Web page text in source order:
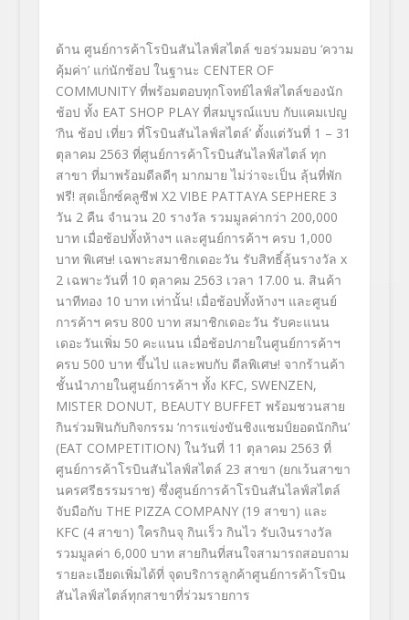
ด้าน ศูนย์การค้าโรบินสันไลฟ์สไตล์ ขอร่วมมอบ ‘ความ
คุ้มค่า’ แก่นักช้อป ในฐานะ CENTER OF
COMMUNITY ที่พร้อมตอบทุกโจทย์ไลฟ์สไตล์ของนัก
ช้อป ทั้ง EAT SHOP PLAY ที่สมบูรณ์แบบ กับแคมเปญ
‘กิน ช้อป เที่ยว ที่โรบินสันไลฟ์สไตล์’ ตั้งแต่วันที่ 1 – 31
ตุลาคม 2563 ที่ศูนย์การค้าโรบินสันไลฟ์สไตล์ ทุก
สาขา ที่มาพร้อมดีลดีๆ มากมาย ไม่ว่าจะเป็น ลุ้นที่พัก
ฟรี! สุดเอ็กซ์คลูซีฟ X2 VIBE PATTAYA SEPHERE 3
วัน 2 คืน จำนวน 20 รางวัล รวมมูลค่ากว่า 200,000
บาท เมื่อช้อปทั้งห้างฯ และศูนย์การค้าฯ ครบ 1,000
บาท พิเศษ! เฉพาะสมาชิกเดอะวัน รับสิทธิ์ลุ้นรางวัล x
2 เฉพาะวันที่ 10 ตุลาคม 2563 เวลา 17.00 น. สินค้า
นาทีทอง 10 บาท เท่านั้น! เมื่อช้อปทั้งห้างฯ และศูนย์
การค้าฯ ครบ 800 บาท สมาชิกเดอะวัน รับคะแนน
เดอะวันเพิ่ม 50 คะแนน เมื่อช้อปภายในศูนย์การค้าฯ
ครบ 500 บาท ขึ้นไป และพบกับ ดีลพิเศษ! จากร้านค้า
ชั้นนำภายในศูนย์การค้าฯ ทั้ง KFC, SWENZEN,
MISTER DONUT, BEAUTY BUFFET พร้อมชวนสาย
กินร่วมฟินกับกิจกรรม ‘การแข่งขันชิงแชมป์ยอดนักกิน’
(EAT COMPETITION) ในวันที่ 11 ตุลาคม 2563 ที่
ศูนย์การค้าโรบินสันไลฟ์สไตล์ 23 สาขา (ยกเว้นสาขา
นครศรีธรรมราช) ซึ่งศูนย์การค้าโรบินสันไลฟ์สไตล์
จับมือกับ THE PIZZA COMPANY (19 สาขา) และ
KFC (4 สาขา) ใครกินจุ กินเร็ว กินไว รับเงินรางวัล
รวมมูลค่า 6,000 บาทสายกินที่สนใจสามารถสอบถาม
รายละเอียดเพิ่มได้ที่ จุดบริการลูกค้าศูนย์การค้าโรบิน
สันไลฟ์สไตล์ทุกสาขาที่ร่วมรายการ